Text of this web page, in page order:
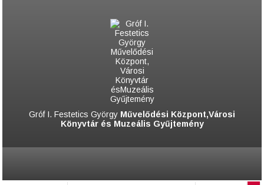
Gróf I. Festetics György Művelődési Központ,Városi
Könyvtár és Muzeális Gyűjtemény